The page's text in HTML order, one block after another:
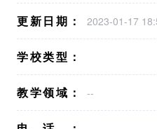
更新日期： 2023-01-17
学校类型：
教学领域： --